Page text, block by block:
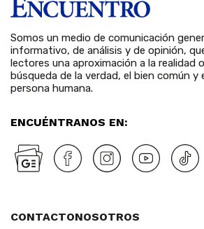
Somos un medio de comunicación
informativo, de análisis y de opinión,
lectores una aproximación a la realidad
búsqueda de la verdad, el bien común y
persona humana.
ENCUÉNTRANOS EN:
CONTACTONOSOTROS